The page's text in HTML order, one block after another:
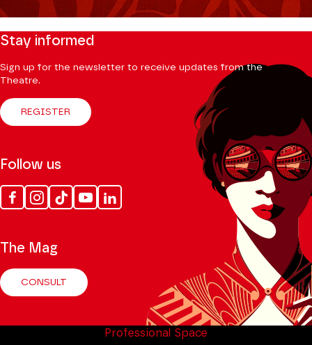
Stay informed
Sign up for the newsletter to receive updates from the
Theatre.
REGISTER
Follow us
FacebookInstagram
Tik
Tok
YoutubeLinkedin
The Mag
CONSULT
Professional Space